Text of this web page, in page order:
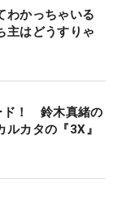
わかっちゃいる
主はどうすりゃ
ド！ 鈴木真緒の
ルカタの『3X』